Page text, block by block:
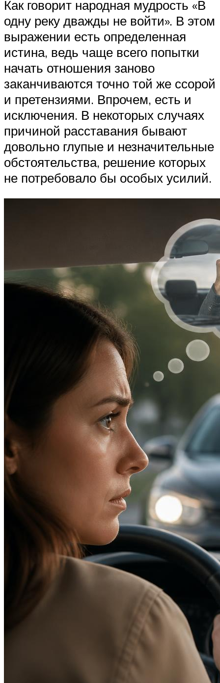
Как говорит народная мудрость «В
одну реку дважды не войти». В этом
выражении есть определенная
истина, ведь чаще всего попытки
начать отношения заново
заканчиваются точно той же ссорой
и претензиями. Впрочем, есть и
исключения. В некоторых случаях
причиной расставания бывают
довольно глупые и незначительные
обстоятельства, решение которых
не потребовало бы особых усилий.